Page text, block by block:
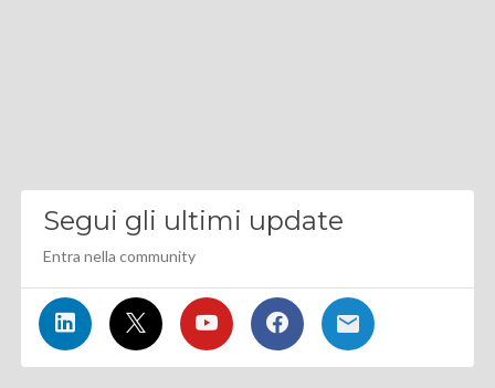
Segui gli ultimi update
Entra nella community